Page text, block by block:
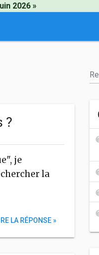
2026 »
?
je
la
LA RÉPONSE »